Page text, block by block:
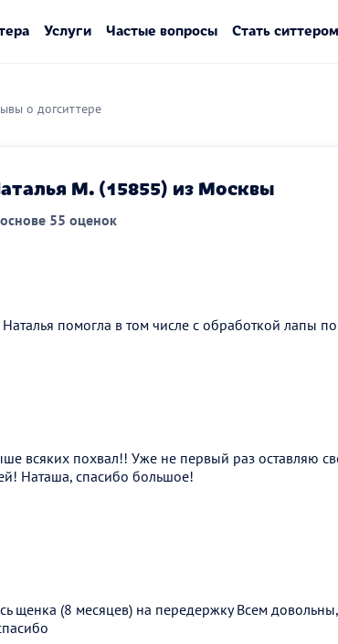
Услуги Частые вопросы Стать ситтером
о догситтере
М. (15855) из Москвы
55 оценок
помогла в том числе с обработкой лапы
всяких похвал!! Уже не первый раз оставляю
Наташа, спасибо большое!
щенка (8 месяцев) на передержку Всем